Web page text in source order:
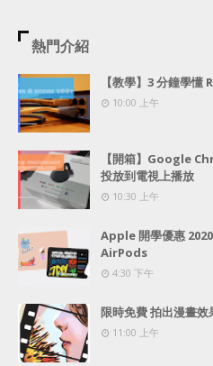
熱門介紹
【教學】3 分鐘學
10:00 上午
【開箱】Google
投放到電視上播放
10:30 上午
Apple 開學優惠
AirPods
4:30 下午
限時免費 拍出漫畫
11:00 上午